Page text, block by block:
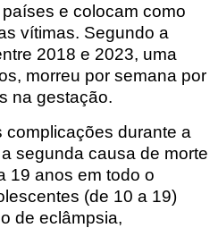
e colocam como
vítimas. Segundo a
2018 e 2023, uma
morreu por semana por
na gestação.
durante a
segunda causa de morte
19 anos em todo o
(de 10 a 19)
de eclâmpsia,